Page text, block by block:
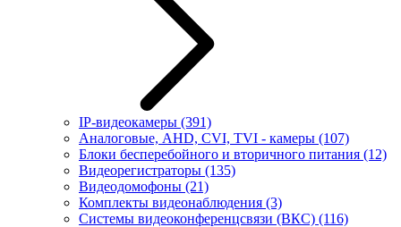
IP-видеокамеры (391)
Аналоговые, AHD, CVI, TVI - камеры (107)
Блоки бесперебойного и вторичного питания (12)
Видеорегистраторы (135)
Видеодомофоны (21)
Комплекты видеонаблюдения (3)
Системы видеоконференцсвязи (ВКС) (116)